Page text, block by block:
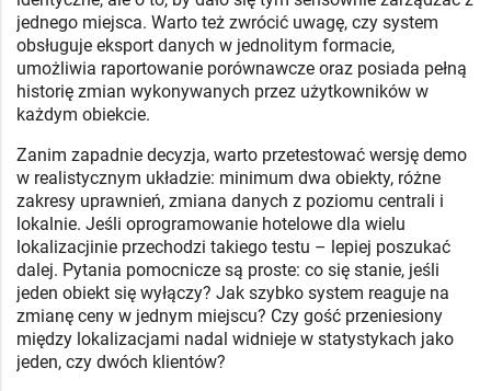
jednego miejsca. Warto też zwrócić uwagę, czy system
obsługuje eksport danych w jednolitym formacie,
umożliwia raportowanie porównawcze oraz posiada pełną
historię zmian wykonywanych przez użytkowników w
każdym obiekcie.
Zanim zapadnie decyzja, warto przetestować wersję demo
w realistycznym układzie: minimum dwa obiekty, różne
zakresy uprawnień, zmiana danych z poziomu centrali i
lokalnie. Jeśli oprogramowanie hotelowe dla wielu
lokalizacjinie przechodzi takiego testu – lepiej poszukać
dalej. Pytania pomocnicze są proste: co się stanie, jeśli
jeden obiekt się wyłączy? Jak szybko system reaguje na
zmianę ceny w jednym miejscu? Czy gość przeniesiony
między lokalizacjami nadal widnieje w statystykach jako
jeden, czy dwóch klientów?